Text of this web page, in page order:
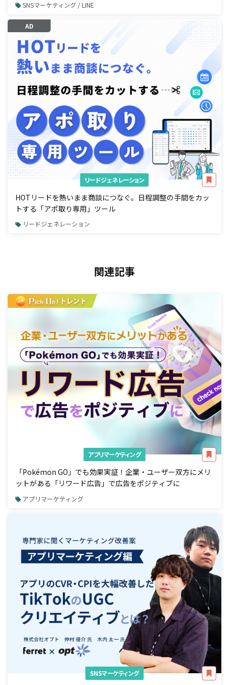
SNSマーケティング / LINE
AD
リードジェネレーション
HOTリードを熱いまま商談につなぐ。日程調整の手間をカッ
トする「アポ取り専用」ツール
リードジェネレーション
関連記事
アプリマーケティング
「Pokémon GO」でも効果実証！企業・ユーザー双方にメリ
ットがある「リワード広告」で広告をポジティブに
アプリマーケティング
SNSマーケティング